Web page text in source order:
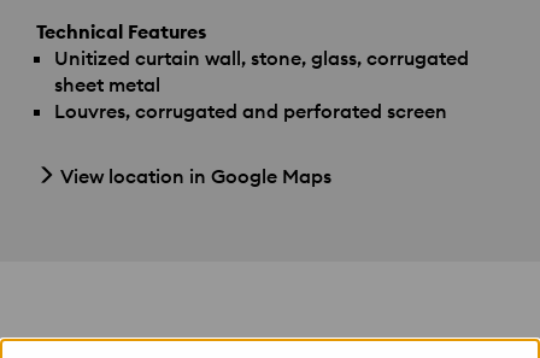
Technical Features
Unitized curtain wall, stone, glass, corrugated
sheet metal
Louvres, corrugated and perforated screen
View location in Google Maps